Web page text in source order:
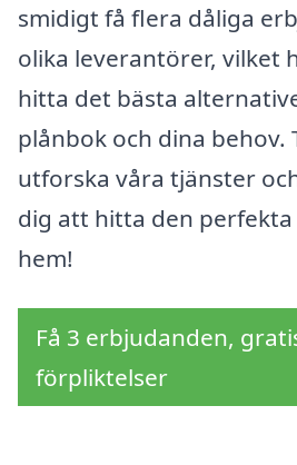
smidigt få flera dåliga
olika leverantörer, vilket
hitta det bästa
plånbok och dina behov.
utforska våra tjänster
dig att hitta den
hem!
Få 3 erbjudanden,
förpliktelser